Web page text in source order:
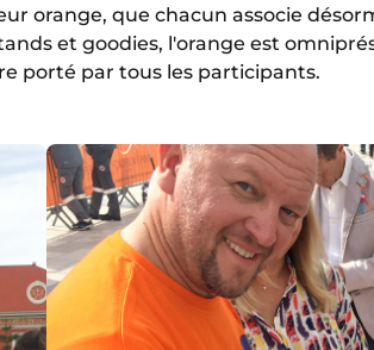
orange, que chacun associe
et goodies, l'orange est
porté par tous les participants.